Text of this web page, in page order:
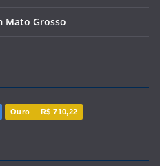
Mato Grosso
Ouro R$ 710,22